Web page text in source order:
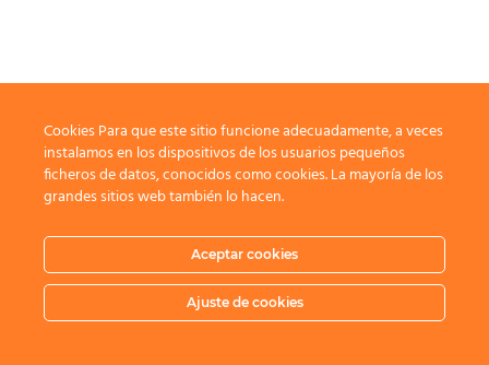
Cookies Para que este sitio funcione adecuadamente, a veces
instalamos en los dispositivos de los usuarios pequeños
ficheros de datos, conocidos como cookies. La mayoría de los
grandes sitios web también lo hacen.
Aceptar cookies
Ajuste de cookies